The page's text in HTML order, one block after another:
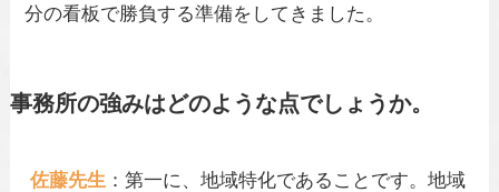
分の看板で勝負する準備をしてきました。
事務所の強みはどのような点でしょうか。
佐藤先生 ：第一に、地域特化であることです。地域